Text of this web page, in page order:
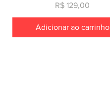
Preço
R$ 129,00
Adicionar ao carrinho